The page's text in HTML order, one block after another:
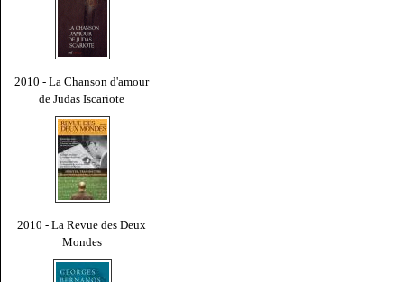
2010 - La Chanson d'amour
de Judas Iscariote
2010 - La Revue des Deux
Mondes